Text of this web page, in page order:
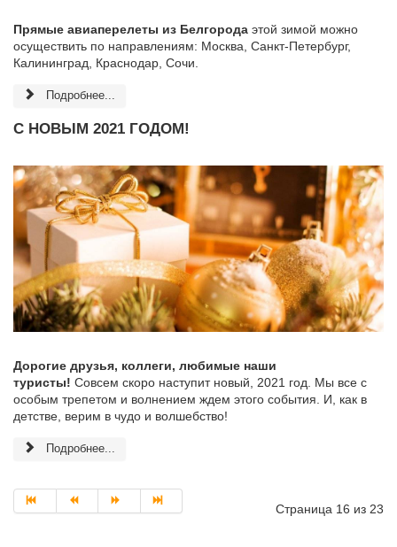
Прямые авиаперелеты из Белгорода этой зимой можно
осуществить по направлениям: Москва, Санкт-Петербург,
Калининград, Краснодар, Сочи.
Подробнее...
С НОВЫМ 2021 ГОДОМ!
Дорогие друзья, коллеги, любимые наши
туристы! Совсем скоро наступит новый, 2021 год. Мы все с
особым трепетом и волнением ждем этого события. И, как в
детстве, верим в чудо и волшебство!
Подробнее...
Страница 16 из 23